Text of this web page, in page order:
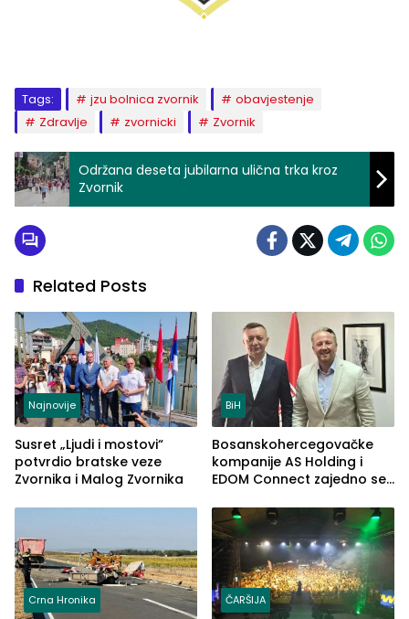
Tags: jzu bolnica zvornik
obavjestenje
Zdravlje
zvornicki Zvornik
Održana deseta jubilarna ulična trka kroz
Zvornik
Related Posts
Najnovije
Susret „Ljudi i mostovi“
potvrdio bratske veze
Zvornika i Malog Zvornika
BiH
Bosanskohercegovačke
kompanije AS Holding i
EDOM Connect zajedno se
Crna Hronika ČARŠIJA